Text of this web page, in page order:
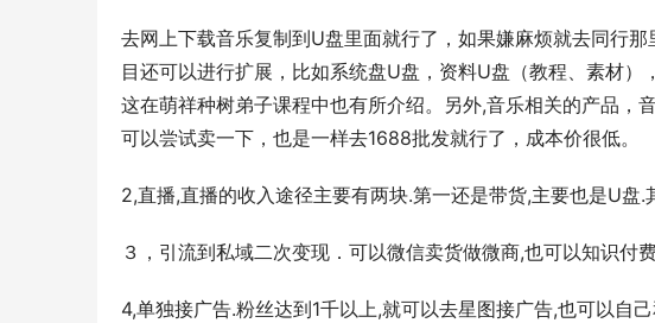
去网上下载音乐复制到U盘里面就行了，如果嫌麻烦就去同行
目还可以进行扩展，比如系统盘U盘，资料U盘（教程、素材）
这在萌祥种树弟子课程中也有所介绍。另外,音乐相关的产品，
可以尝试卖一下，也是一样去1688批发就行了，成本价很低。
2,直播,直播的收入途径主要有两块.第一还是带货,主要也是U盘
３，引流到私域二次变现．可以微信卖货做微商,也可以知识付
4,单独接广告.粉丝达到1千以上,就可以去星图接广告,也可以自